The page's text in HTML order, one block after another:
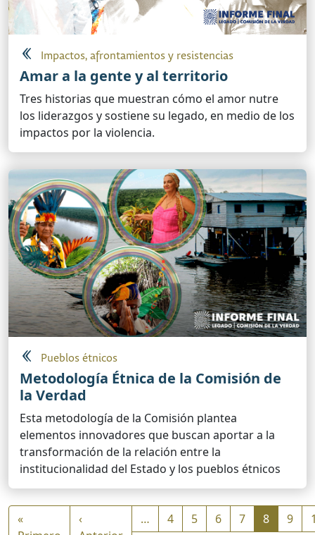
Impactos, afrontamientos y resistencias
Amar a la gente y al territorio
Tres historias que muestran cómo el amor nutre
los liderazgos y sostiene su legado, en medio de los
impactos por la violencia.
Pueblos étnicos
Metodología Étnica de la Comisión de
la Verdad
Esta metodología de la Comisión plantea
elementos innovadores que buscan aportar a la
transformación de la relación entre la
institucionalidad del Estado y los pueblos étnicos
Paginación
«
‹
… 4 5 6 7 8 9